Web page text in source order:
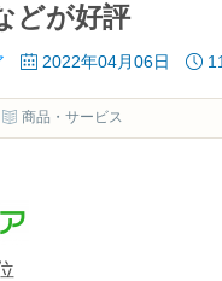
どが好評
2022年04月06日
商品・サービス